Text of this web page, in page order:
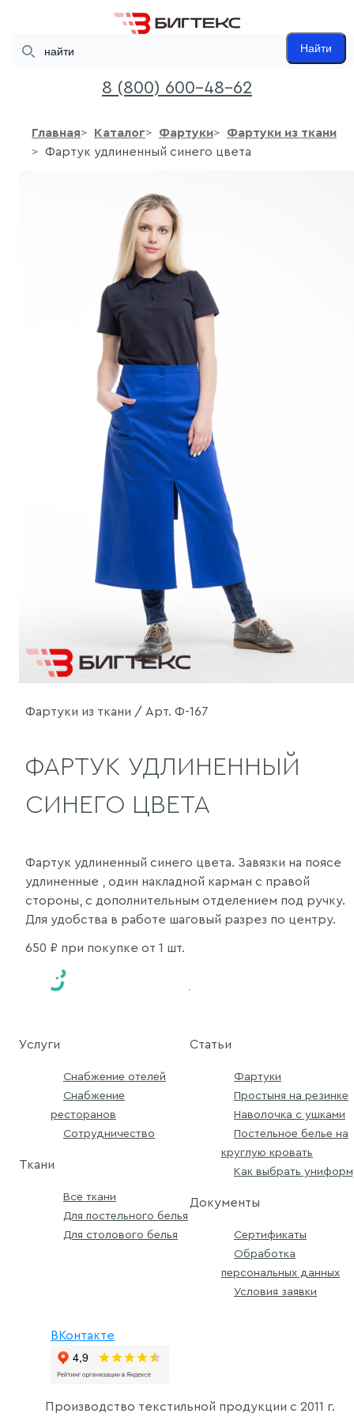
Найти
8 (800) 600-48-62
Главная Каталог Фартуки
Фартуки из ткани
Фартук удлиненный синего цвета
Фартуки из ткани / Арт. Ф-167
ФАРТУК УДЛИНЕННЫЙ
СИНЕГО ЦВЕТА
Фартук удлиненный синего цвета. Завязки на поясе
удлиненные , один накладной карман с правой
стороны, с дополнительным отделением под ручку.
Для удобства в работе шаговый разрез по центру.
650 ₽ при покупке от 1 шт.
Услуги
Снабжение отелей
Снабжение
ресторанов
Сотрудничество
Ткани
Все ткани
Для постельного белья
Для столового белья
Статьи
Фартуки
Простыня на резинке
Наволочка с ушками
Постельное белье на
круглую кровать
Как выбрать
Документы
Сертификаты
Обработка
персональных данных
Условия заявки
ВКонтакте
Производство текстильной продукции с 2011 г.